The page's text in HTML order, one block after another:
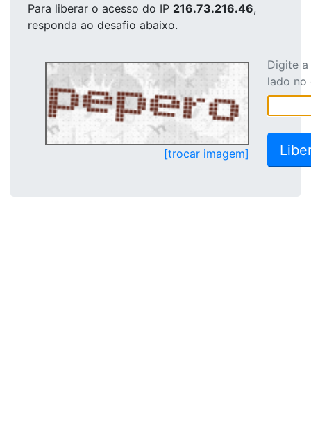
Para liberar o acesso do IP 216.73.216.46,
responda ao desafio abaixo.
[trocar imagem]
Digite
lado no